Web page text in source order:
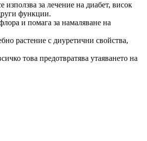
за лечение на диабет, висок
функции.
и помага за намаляване на
растение с диуретични свойства,
това предотвратява утаяването на